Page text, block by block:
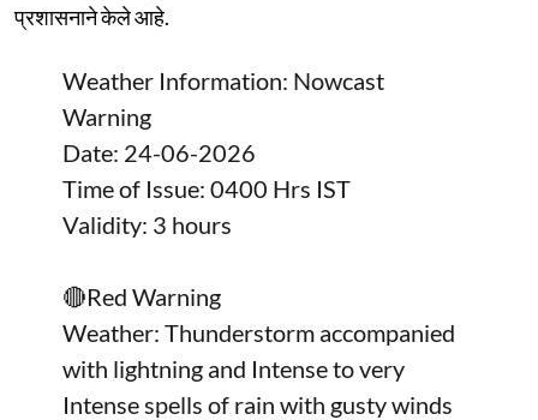
प्रशासनाने केले आहे.
Weather Information: Nowcast
Warning
Date: 24-06-2026
Time of Issue: 0400 Hrs IST
Validity: 3 hours
🔴Red Warning
Weather: Thunderstorm accompanied
with lightning and Intense to very
Intense spells of rain with gusty winds